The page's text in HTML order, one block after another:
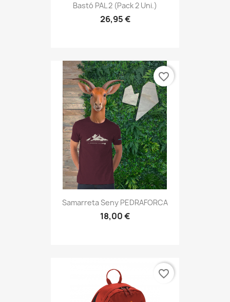
Bastó PAL 2 (pack 2 Uni.)
26,95 €
Samarreta Seny PEDRAFORCA
18,00 €
favorite_border
favorite_border